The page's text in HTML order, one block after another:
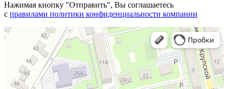
Нажимая кнопку "Отправить", Вы соглашаетесь
с правилами политики конфиденциальности компании